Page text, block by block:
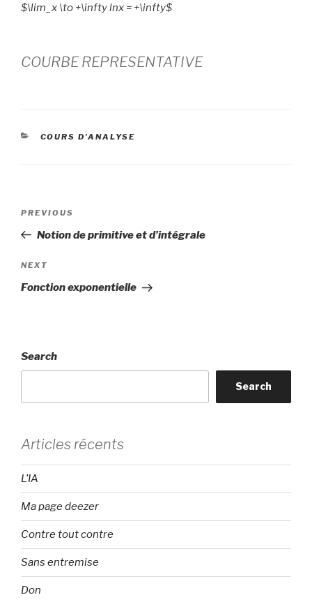
$\lim_ x \to +\inftylnx = +\infty$
COURBE REPRESENTATIVE
CATEGORIES
COURS D'ANALYSE
Previous
Post
PREVIOUS
Notion de primitive et d’intégrale
Next
Post
NEXT
Fonction exponentielle
Search
Search
Articles récents
L’IA
Ma page deezer
Contre tout contre
Sans entremise
Don